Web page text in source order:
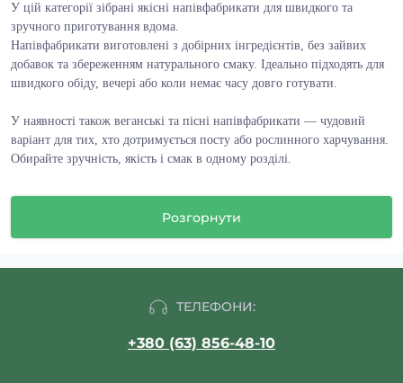
У цій категорії зібрані якісні напівфабрикати для швидкого та
зручного приготування вдома.
Напівфабрикати виготовлені з добірних інгредієнтів, без зайвих
добавок та збереженням натурального смаку. Ідеально підходять для
швидкого обіду, вечері або коли немає часу довго готувати.
У наявності також веганські та пісні напівфабрикати — чудовий
варіант для тих, хто дотримується посту або рослинного харчування.
Обирайте зручність, якість і смак в одному розділі.
Пропонуємо широкий вибір товарів у категорії
НАПІВФАБРИКАТИ. У нашому асортименті ви знайдете
оновлюємо каталог, щоб ви могли купити
інтернет-магазин екологічно чистої їжі. . Обирайте з 13
Розгорнути
ТЕЛЕФОНИ:
+380 (63) 856-48-10